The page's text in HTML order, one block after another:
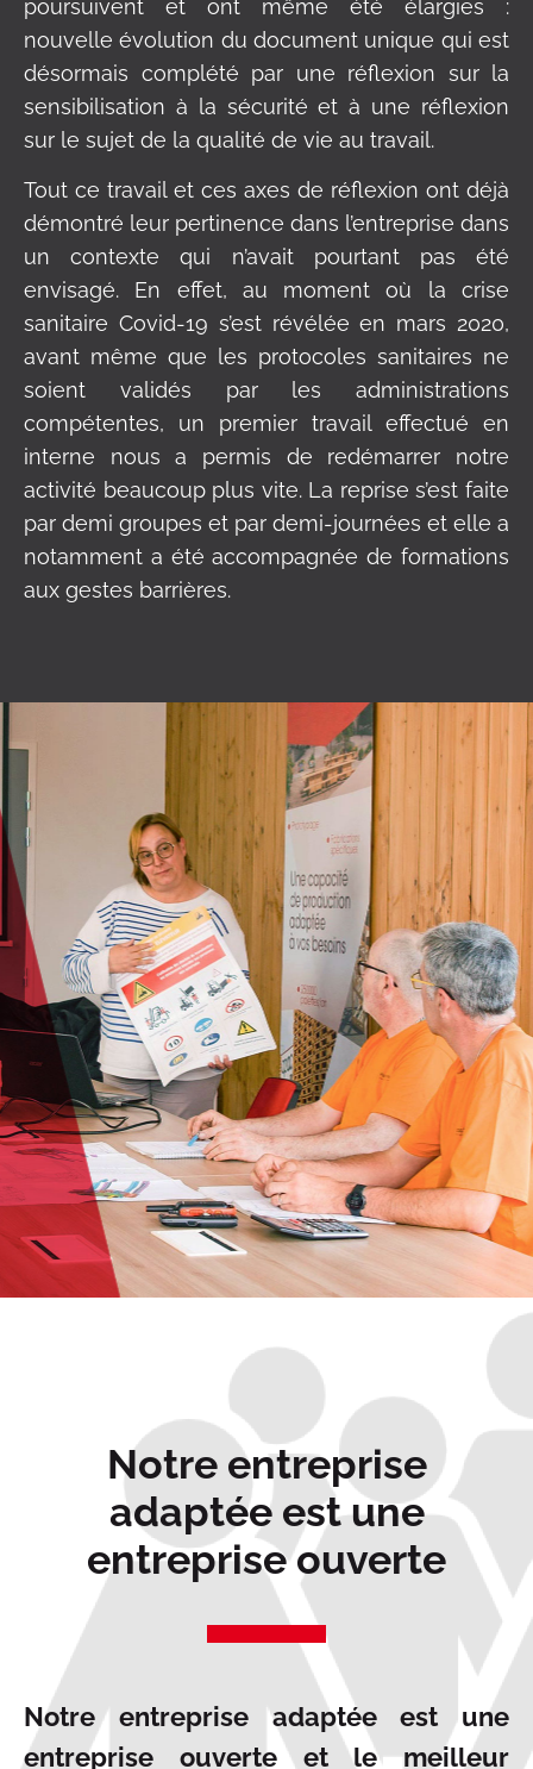
poursuivent et ont même été élargies :
nouvelle évolution du document unique qui est
désormais complété par une réflexion sur la
sensibilisation à la sécurité et à une réflexion
sur le sujet de la qualité de vie au travail.
Tout ce travail et ces axes de réflexion ont déjà
démontré leur pertinence dans l’entreprise dans
un contexte qui n’avait pourtant pas été
envisagé. En effet, au moment où la crise
sanitaire Covid-19 s’est révélée en mars 2020,
avant même que les protocoles sanitaires ne
soient validés par les administrations
compétentes, un premier travail effectué en
interne nous a permis de redémarrer notre
activité beaucoup plus vite. La reprise s’est faite
par demi groupes et par demi-journées et elle a
notamment a été accompagnée de formations
aux gestes barrières.
Notre entreprise
adaptée est une
entreprise ouverte
Notre entreprise adaptée est une
entreprise ouverte et le meilleur